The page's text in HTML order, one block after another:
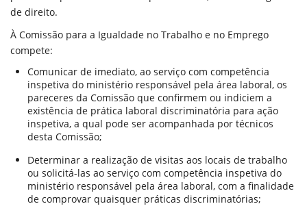
de direito.
À Comissão para a Igualdade no Trabalho e no Emprego
compete:
Comunicar de imediato, ao serviço com competência
inspetiva do ministério responsável pela área laboral, os
pareceres da Comissão que confirmem ou indiciem a
existência de prática laboral discriminatória para ação
inspetiva, a qual pode ser acompanhada por técnicos
desta Comissão;
Determinar a realização de visitas aos locais de trabalho
ou solicitá-las ao serviço com competência inspetiva do
ministério responsável pela área laboral, com a finalidade
de comprovar quaisquer práticas discriminatórias;